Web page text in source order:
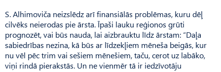
S. Alhimoviča neizslēdz arī finansiālās problēmas, kuru dēļ
cilvēks neierodas pie ārsta. Īpaši lauku reģionos grūti
prognozēt, vai būs nauda, lai aizbrauktu līdz ārstam: “Daļa
sabiedrības nezina, kā būs ar līdzekļiem mēneša beigās, kur
nu vēl pēc trim vai sešiem mēnešiem, taču, cerot uz labāko,
viņi rindā pierakstās. Un ne vienmēr tā ir iedzīvotāju